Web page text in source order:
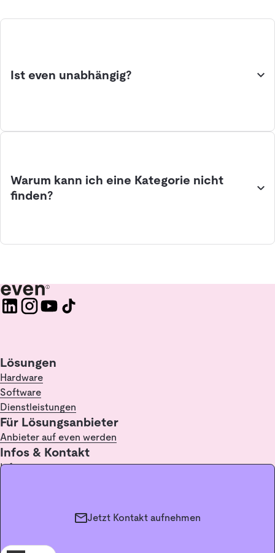
Ist even unabhängig?
Warum kann ich eine Kategorie nicht
finden?
Jetzt Kontakt aufnehmen
Lösungen
Hardware
Software
Dienstleistungen
Für Lösungsanbieter
Anbieter auf even werden
Infos & Kontakt
Infopoint
Glossar / Lexikon